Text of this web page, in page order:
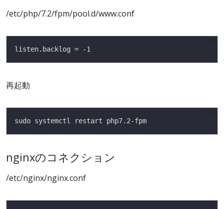
/etc/php/7.2/fpm/pool.d/www.conf
再起動
nginxのコネクション
/etc/nginx/nginx.conf